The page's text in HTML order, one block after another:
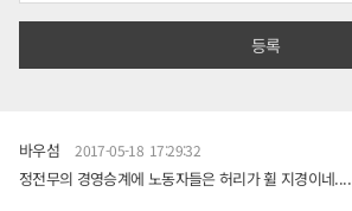
바우섬 2017-05-18 17:29:32
정전무의 경영승계에 노동자들은 허리가 휠 지경이네....